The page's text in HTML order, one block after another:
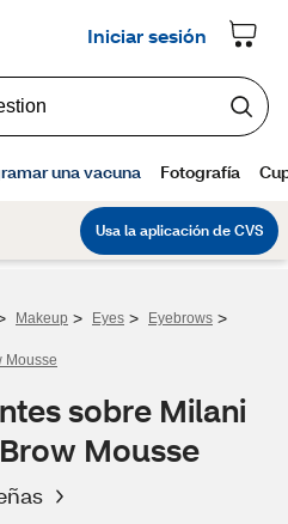
Makeup > Eyes > Eyebrows >
Mousse
sobre Milani
Mousse